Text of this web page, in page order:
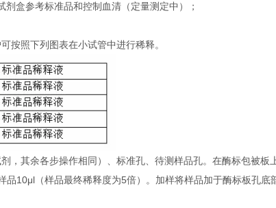
剂盒参考标准品和控制血清（定量测定中）；
按照下列图表在小试管中进行稀释。
，其余各步操作相同）、标准孔、待测样品孔。在酶标包被板
10μl（样品最终稀释度为5倍）。加样将样品加于酶标板孔底